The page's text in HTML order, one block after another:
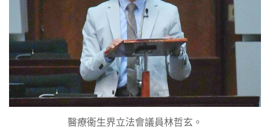
醫療衞生界立法會議員林哲玄。